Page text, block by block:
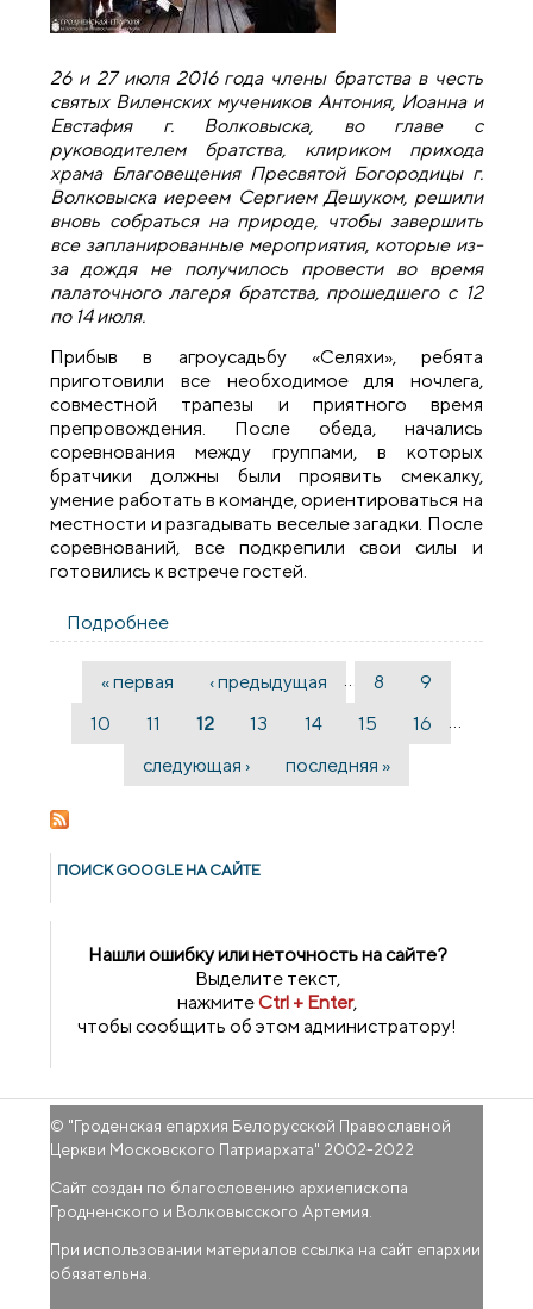
26 и 27 июля 2016 года члены братства в честь
святых Виленских мучеников Антония, Иоанна и
Евстафия г. Волковыска, во главе с
руководителем братства, клириком прихода
храма Благовещения Пресвятой Богородицы г.
Волковыска иереем Сергием Дешуком,решили
вновь собраться на природе, чтобы завершить
все запланированные мероприятия, которые из-
за дождя не получилось провести во время
палаточного лагеря братства, прошедшего с 12
по 14 июля.
Прибыв в агроусадьбу «Селяхи», ребята
приготовили все необходимое для ночлега,
совместной трапезы и приятного время
препровождения. После обеда, начались
соревнования между группами, в которых
братчики должны были проявить смекалку,
умение работать в команде, ориентироваться на
местности и разгадывать веселые загадки. После
соревнований, все подкрепили свои силы и
готовились к встрече гостей.
Подробнее
встреча братства Виленских мучеников
Страницы
« первая ‹ предыдущая … 8
9
10
11 12 13 14 15 16
…
следующая ›
последняя »
ПОИСК GOОGLE НА САЙТЕ
Нашли ошибку или неточность на сайте?
Выделите текст,
нажмитеCtrl + Enter,
чтобы сообщить об этом администратору!
© "Гроденская епархия Белорусской Православной
Церкви Московского Патриархата" 2002-2022
Сайт создан по благословению архиепископа
Гродненского и Волковысского Артемия.
При использовании материалов ссылка на сайт епархии
обязательна.